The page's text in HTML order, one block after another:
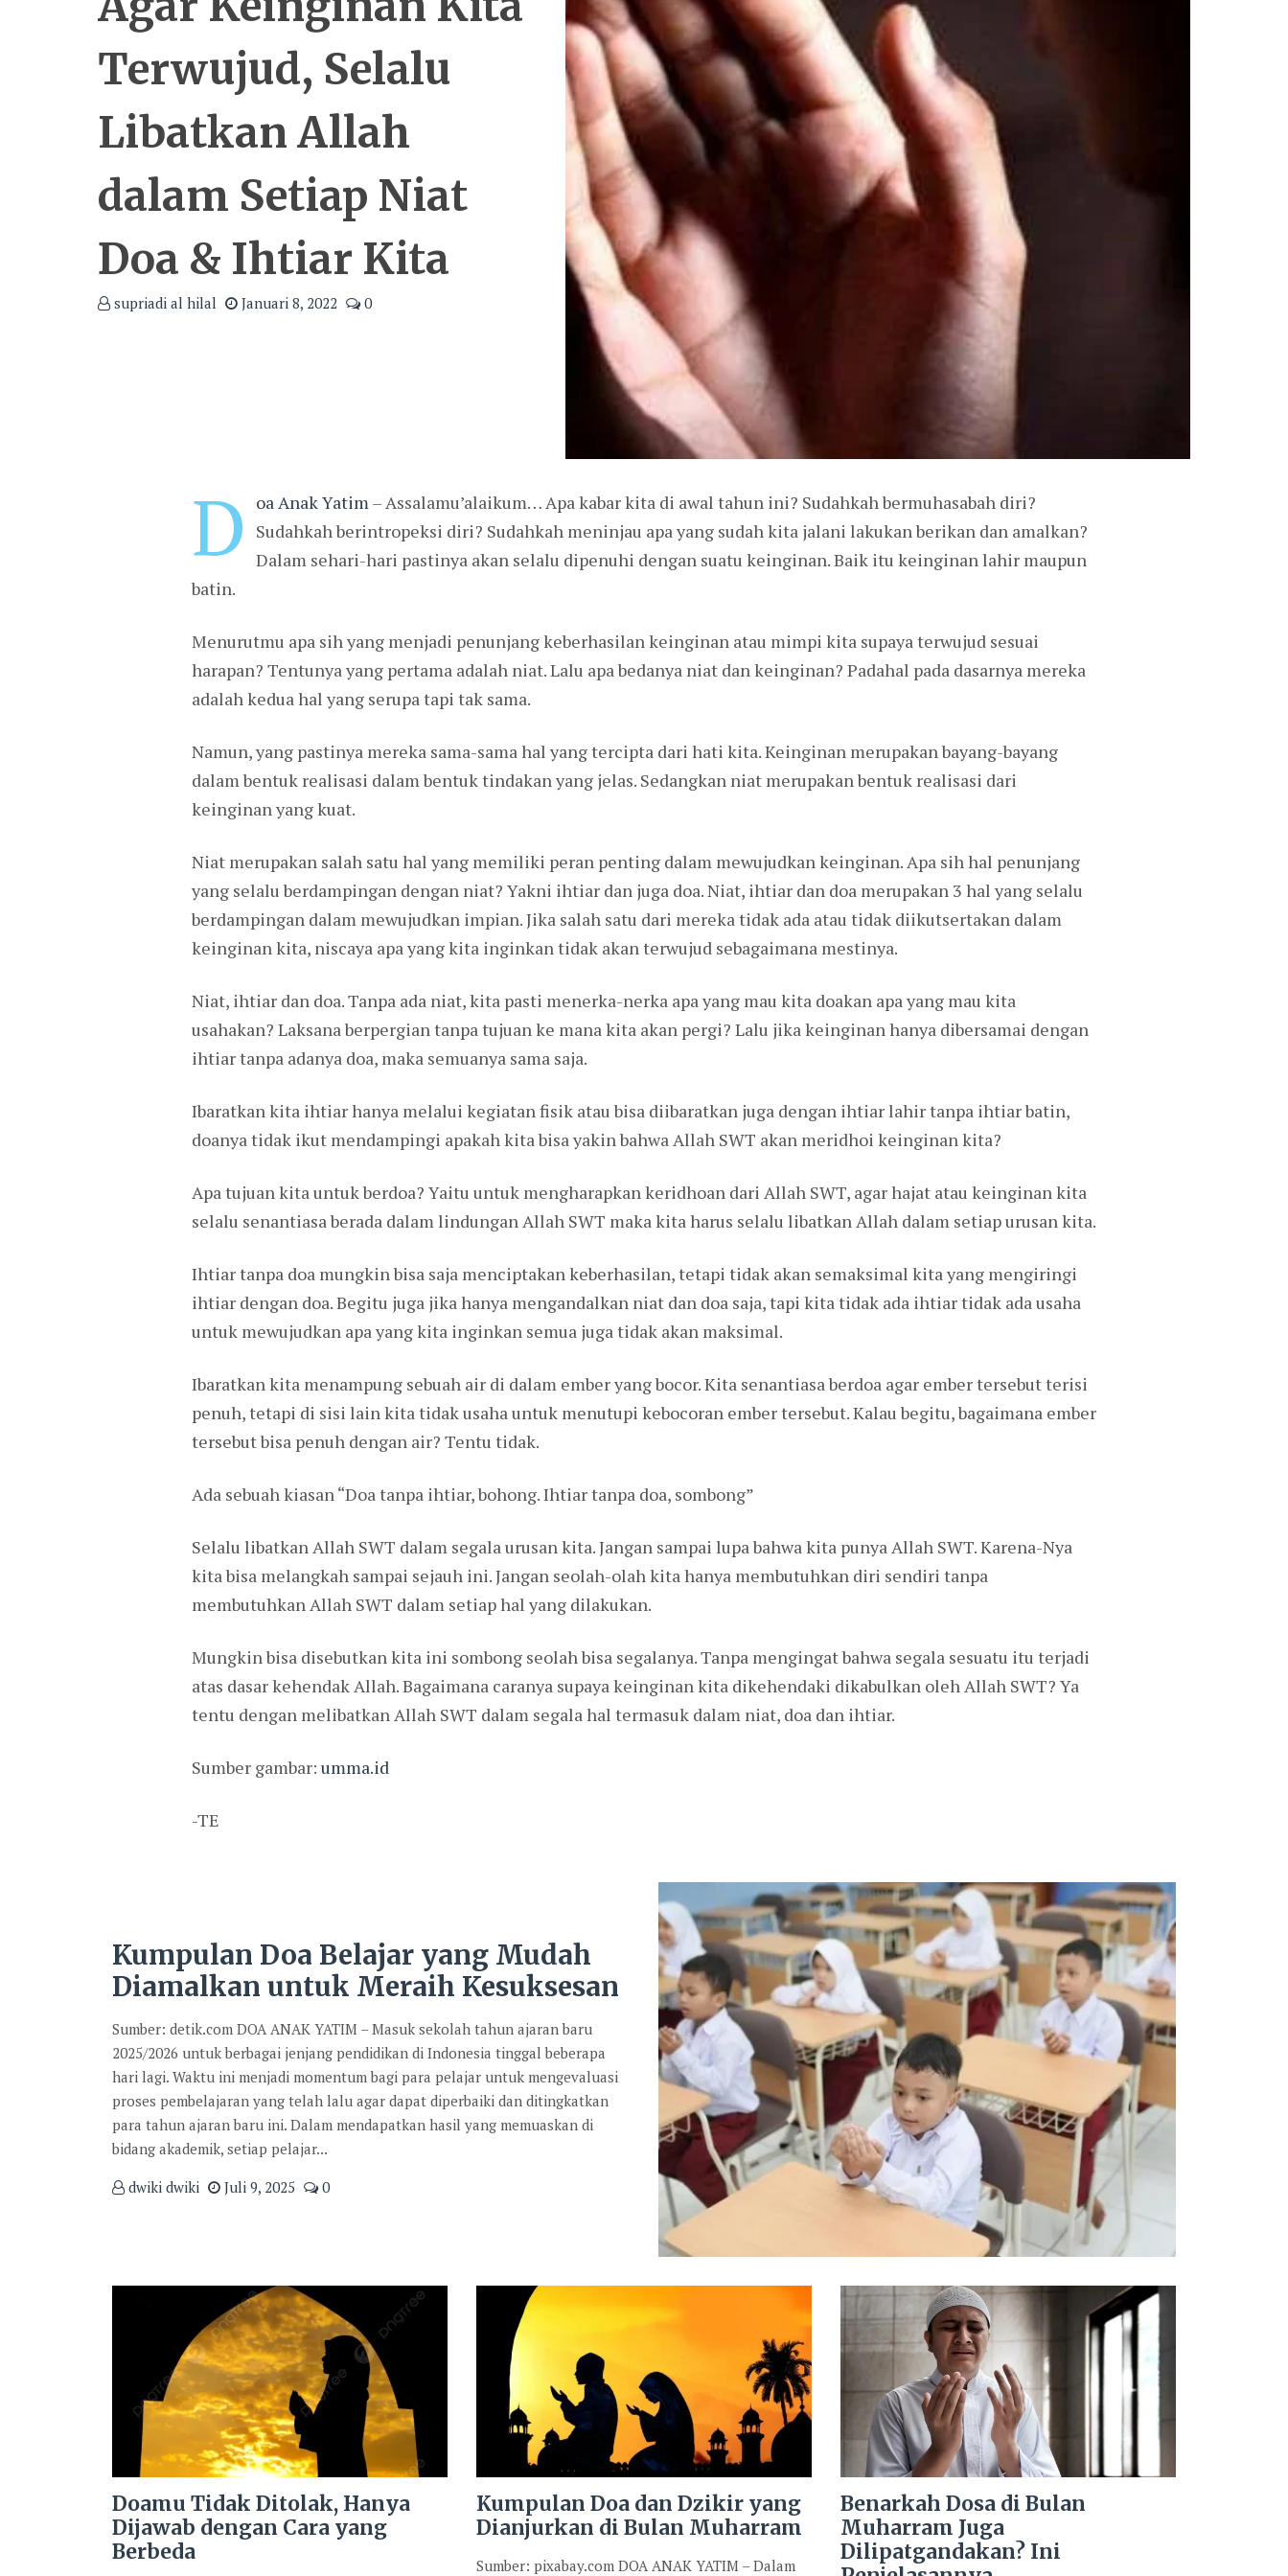
Terwujud, Selalu
Libatkan Allah
dalam Setiap Niat
Doa & Ihtiar Kita
supriadi al hilal Januari 8, 2022 0
D oa Anak Yatim – Assalamu’alaikum… Apa kabar kita di awal tahun ini? Sudahkah bermuhasabah diri?
Sudahkah berintropeksi diri? Sudahkah meninjau apa yang sudah kita jalani lakukan berikan dan amalkan?
Dalam sehari-hari pastinya akan selalu dipenuhi dengan suatu keinginan. Baik itu keinginan lahir maupun
batin.
Menurutmu apa sih yang menjadi penunjang keberhasilan keinginan atau mimpi kita supaya terwujud sesuai
harapan? Tentunya yang pertama adalah niat. Lalu apa bedanya niat dan keinginan? Padahal pada dasarnya mereka
adalah kedua hal yang serupa tapi tak sama.
Namun, yang pastinya mereka sama-sama hal yang tercipta dari hati kita. Keinginan merupakan bayang-bayang
dalam bentuk realisasi dalam bentuk tindakan yang jelas. Sedangkan niat merupakan bentuk realisasi dari
keinginan yang kuat.
Niat merupakan salah satu hal yang memiliki peran penting dalam mewujudkan keinginan. Apa sih hal penunjang
yang selalu berdampingan dengan niat? Yakni ihtiar dan juga doa. Niat, ihtiar dan doa merupakan 3 hal yang selalu
berdampingan dalam mewujudkan impian. Jika salah satu dari mereka tidak ada atau tidak diikutsertakan dalam
keinginan kita, niscaya apa yang kita inginkan tidak akan terwujud sebagaimana mestinya.
Niat, ihtiar dan doa. Tanpa ada niat, kita pasti menerka-nerka apa yang mau kita doakan apa yang mau kita
usahakan? Laksana berpergian tanpa tujuan ke mana kita akan pergi? Lalu jika keinginan hanya dibersamai dengan
ihtiar tanpa adanya doa, maka semuanya sama saja.
Ibaratkan kita ihtiar hanya melalui kegiatan fisik atau bisa diibaratkan juga dengan ihtiar lahir tanpa ihtiar batin,
doanya tidak ikut mendampingi apakah kita bisa yakin bahwa Allah SWT akan meridhoi keinginan kita?
Apa tujuan kita untuk berdoa? Yaitu untuk mengharapkan keridhoan dari Allah SWT, agar hajat atau keinginan kita
selalu senantiasa berada dalam lindungan Allah SWT maka kita harus selalu libatkan Allah dalam setiap urusan kita.
Ihtiar tanpa doa mungkin bisa saja menciptakan keberhasilan, tetapi tidak akan semaksimal kita yang mengiringi
ihtiar dengan doa. Begitu juga jika hanya mengandalkan niat dan doa saja, tapi kita tidak ada ihtiar tidak ada usaha
untuk mewujudkan apa yang kita inginkan semua juga tidak akan maksimal.
Ibaratkan kita menampung sebuah air di dalam ember yang bocor. Kita senantiasa berdoa agar ember tersebut terisi
penuh, tetapi di sisi lain kita tidak usaha untuk menutupi kebocoran ember tersebut. Kalau begitu, bagaimana ember
tersebut bisa penuh dengan air? Tentu tidak.
Ada sebuah kiasan “Doa tanpa ihtiar, bohong. Ihtiar tanpa doa, sombong”
Selalu libatkan Allah SWT dalam segala urusan kita. Jangan sampai lupa bahwa kita punya Allah SWT. Karena-Nya
kita bisa melangkah sampai sejauh ini. Jangan seolah-olah kita hanya membutuhkan diri sendiri tanpa
membutuhkan Allah SWT dalam setiap hal yang dilakukan.
Mungkin bisa disebutkan kita ini sombong seolah bisa segalanya. Tanpa mengingat bahwa segala sesuatu itu terjadi
atas dasar kehendak Allah. Bagaimana caranya supaya keinginan kita dikehendaki dikabulkan oleh Allah SWT? Ya
tentu dengan melibatkan Allah SWT dalam segala hal termasuk dalam niat, doa dan ihtiar.
Sumber gambar: umma.id
-TE
Kumpulan Doa Belajar yang Mudah
Diamalkan untuk Meraih Kesuksesan
Sumber: detik.com DOA ANAK YATIM – Masuk sekolah tahun ajaran baru
2025/2026 untuk berbagai jenjang pendidikan di Indonesia tinggal beberapa
hari lagi. Waktu ini menjadi momentum bagi para pelajar untuk mengevaluasi
proses pembelajaran yang telah lalu agar dapat diperbaiki dan ditingkatkan
para tahun ajaran baru ini. Dalam mendapatkan hasil yang memuaskan di
bidang akademik, setiap pelajar...
dwiki dwiki
Juli 9, 2025 0
Doamu Tidak Ditolak, Hanya
Dijawab dengan Cara yang
Berbeda
Kumpulan Doa dan Dzikir yang
Dianjurkan di Bulan Muharram
Sumber: pixabay.com DOA ANAK YATIM – Dalam
Benarkah Dosa di Bulan
Muharram Juga
Dilipatgandakan? Ini